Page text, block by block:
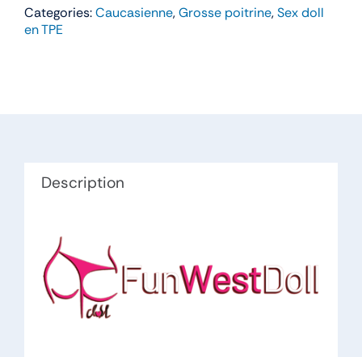
Rose
Categories:Caucasienne,Grosse poitrine,Sex doll
en TPE
Description